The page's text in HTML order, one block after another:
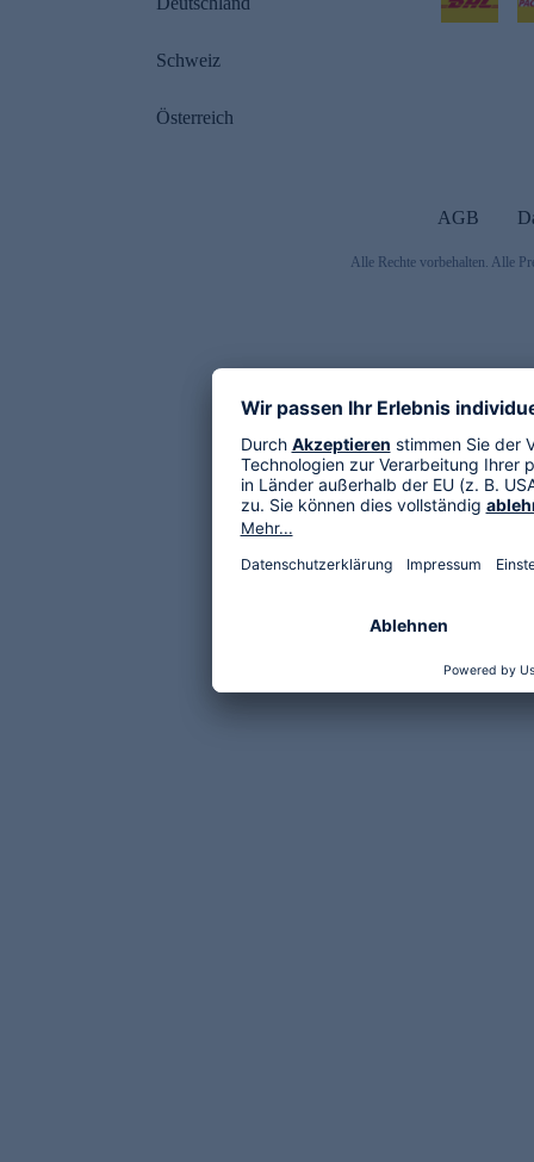
Schweiz
Österreich
AGB
Alle Rechte vorbehalten. Alle